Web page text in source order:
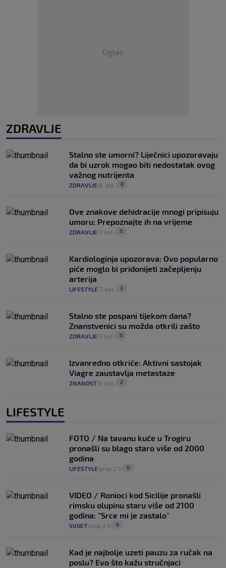
Oglas
ZDRAVLJE
Stalno ste umorni? Liječnici upozoravaju
da bi uzrok mogao biti nedostatak ovog
važnog nutrijenta
ZDRAVLJE 8. kol. 0
Ove znakove dehidracije mnogi pripisuju
umoru: Prepoznajte ih na vrijeme
ZDRAVLJE 7. kol. 0
Kardiologinja upozorava: Ovo popularno
piće moglo bi pridonijeti začepljenju
arterija
LIFESTYLE 7. kol. 2
Stalno ste pospani tijekom dana?
Znanstvenici su možda otkrili zašto
ZDRAVLJE 7. kol. 0
Izvanredno otkriće: Aktivni sastojak
Viagre zaustavlja metastaze
ZNANOST 6. kol. 2
LIFESTYLE
FOTO / Na tavanu kuće u Trogiru
pronašli su blago staro više od 2000
godina
LIFESTYLE prije 2 h 0
VIDEO / Ronioci kod Sicilije pronašli
rimsku olupinu staru više od 2100
godina: "Srce mi je zastalo"
SVIJET prije 2 h 0
Kad je najbolje uzeti pauzu za ručak na
poslu? Evo što kažu stručnjaci